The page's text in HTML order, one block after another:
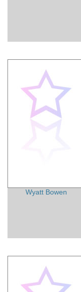
Wyatt Bowen